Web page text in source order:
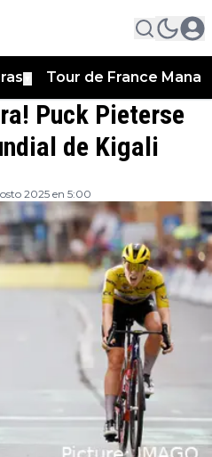
Tour de France
Puck Pieterse
de Kigali
2025 en 5:00